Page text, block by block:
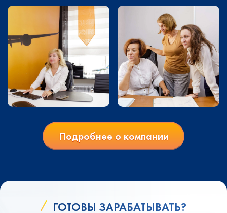
Подробнее о компании
ГОТОВЫ ЗАРАБАТЫВАТЬ?